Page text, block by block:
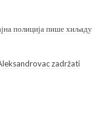
полиција пише хиљаду
zadržati